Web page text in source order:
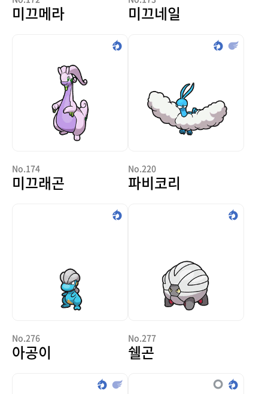
미끄메라 미끄네일
No.174
미끄래곤
No.220
파비코리
No.276
아공이
No.277
쉘곤